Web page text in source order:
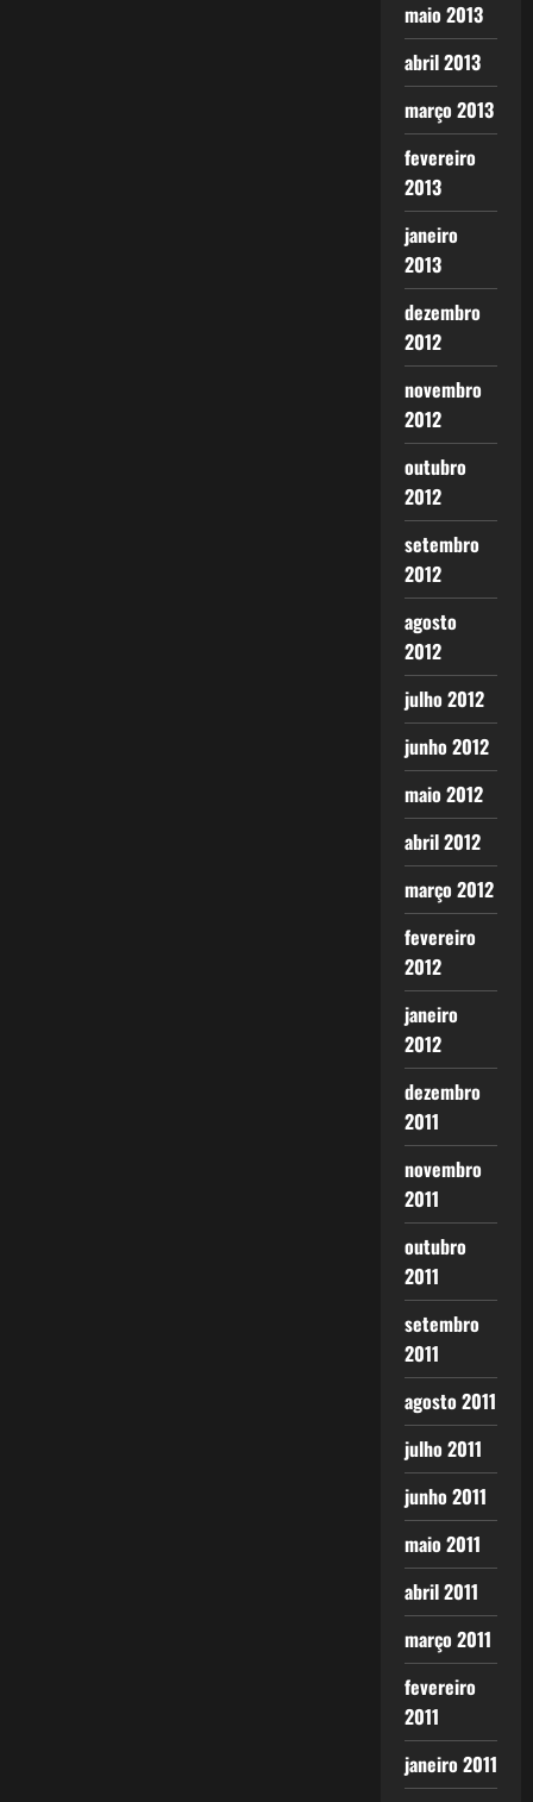
maio 2013
abril 2013
março 2013
fevereiro
2013
janeiro
2013
dezembro
2012
novembro
2012
outubro
2012
setembro
2012
agosto
2012
julho 2012
junho 2012
maio 2012
abril 2012
março 2012
fevereiro
2012
janeiro
2012
dezembro
2011
novembro
2011
outubro
2011
setembro
2011
agosto 2011
julho 2011
junho 2011
maio 2011
abril 2011
março 2011
fevereiro
2011
janeiro 2011